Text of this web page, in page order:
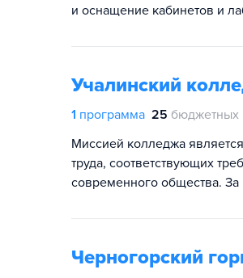
и оснащение кабинетов и
Учалинский
1 программа 25 бюджетных
Миссией колледжа
труда, соответствующих
современного общества.
Черногорский